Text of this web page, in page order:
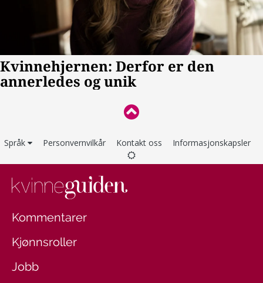
Språk Personvernvilkår Kontakt oss Informasjonskapsler
Kommentarer
Kjønnsroller
Jobb